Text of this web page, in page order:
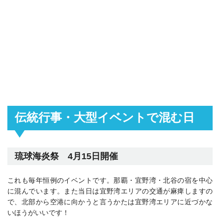
伝統行事・大型イベントで混む日
琉球海炎祭 4月15日開催
これも毎年恒例のイベントです。那覇・宜野湾・北谷の宿を中心
に混んでいます。また当日は宜野湾エリアの交通が麻痺しますの
で、北部から空港に向かうと言うかたは宜野湾エリアに近づかな
いほうがいいです！